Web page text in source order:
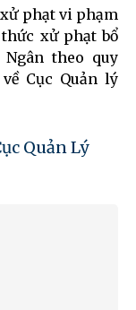
phạt vi phạm
xử phạt bổ
theo quy
Cục Quản lý
Quản Lý